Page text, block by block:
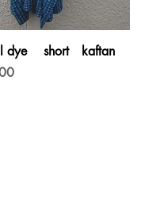
제품보기
dye short kaftan